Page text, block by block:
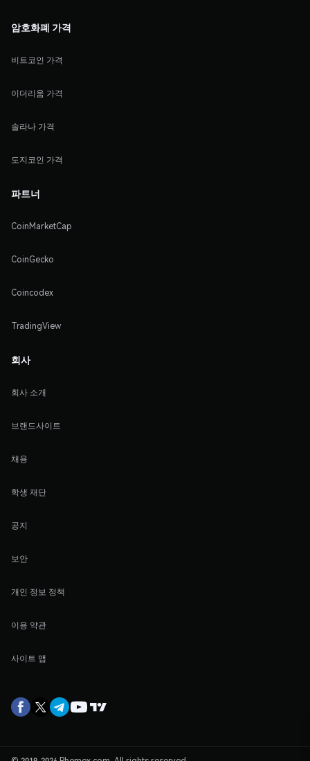
암호화폐 가격
비트코인 가격
이더리움 가격
솔라나 가격
도지코인 가격
파트너
CoinMarketCap
CoinGecko
Coincodex
TradingView
회사
회사 소개
브랜드사이트
채용
학생 재단
공지
보안
개인 정보 정책
이용 약관
사이트 맵